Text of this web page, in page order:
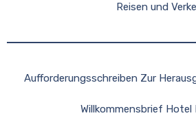
Reisen und
Aufforderungsschreiben Zur
Willkommensbrief Hotel